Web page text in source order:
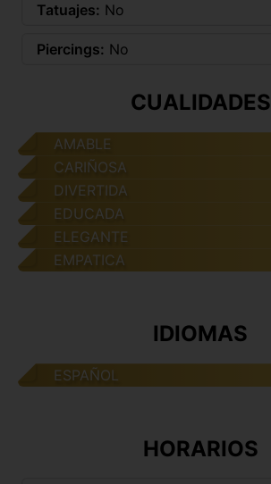
Tatuajes: No
Piercings: No
CUALIDADES
AMABLE
CARIÑOSA
DIVERTIDA
EDUCADA
ELEGANTE
EMPATICA
IDIOMAS
ESPAÑOL
HORARIOS